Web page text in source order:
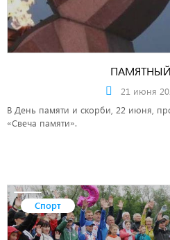
21 июня
В День памяти и скорби, 22 июня,
«Свеча памяти».
Спорт